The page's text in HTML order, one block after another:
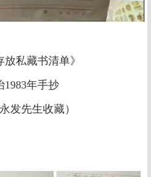
放私藏书清单》
1983年手抄
发先生收藏）